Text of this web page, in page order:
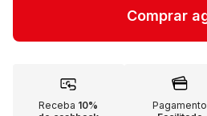
Receba 10%
Pagamento